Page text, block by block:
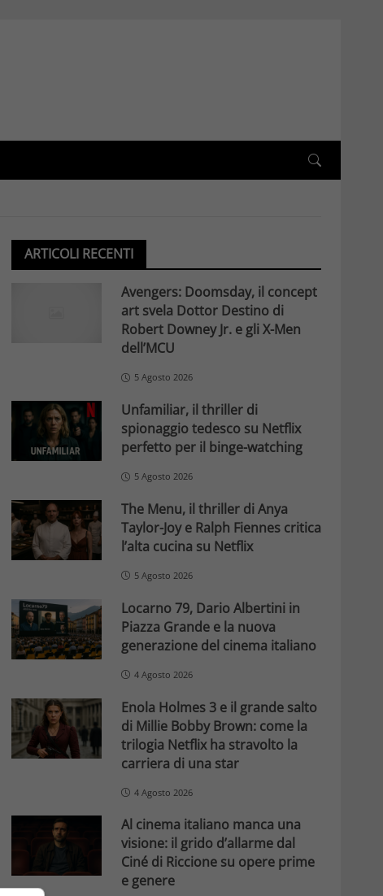
ARTICOLI RECENTI
Avengers: Doomsday, il concept
art svela Dottor Destino di
Robert Downey Jr. e gli X-Men
dell’MCU
5 Agosto 2026
Unfamiliar, il thriller di
spionaggio tedesco su Netflix
perfetto per il binge-watching
5 Agosto 2026
The Menu, il thriller di Anya
Taylor-Joy e Ralph Fiennes critica
l’alta cucina su Netflix
5 Agosto 2026
Locarno 79, Dario Albertini in
Piazza Grande e la nuova
generazione del cinema italiano
4 Agosto 2026
Enola Holmes 3 e il grande salto
di Millie Bobby Brown: come la
trilogia Netflix ha stravolto la
carriera di una star
4 Agosto 2026
Al cinema italiano manca una
visione: il grido d’allarme dal
Ciné di Riccione su opere prime
e genere